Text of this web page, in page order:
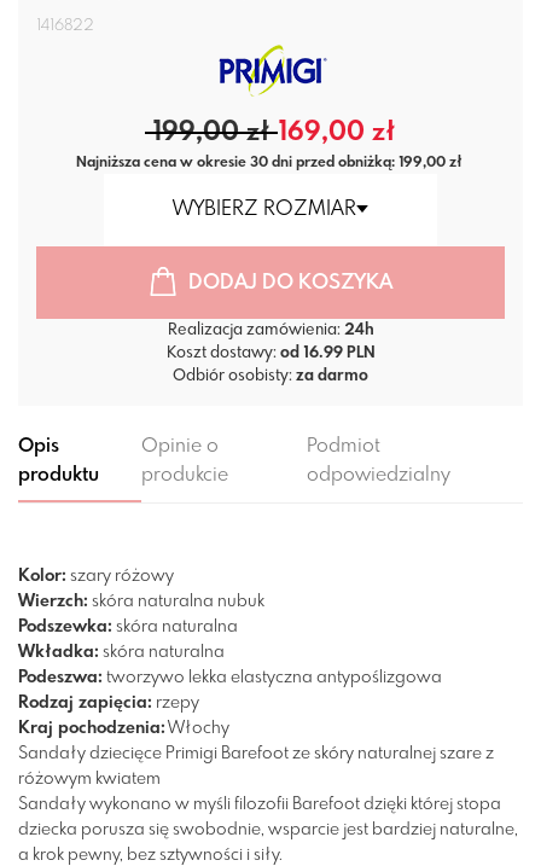
1416822
199,00 zł 169,00 zł
Najniższa cena w okresie 30 dni przed obniżką: 199,00 zł
WYBIERZ ROZMIAR
DODAJ DO KOSZYKA
Realizacja zamówienia: 24h
Koszt dostawy: od 16.99 PLN
Odbiór osobisty: za darmo
Opis
produktu
Opinie o
produkcie
Podmiot
odpowiedzialny
Kolor: szary różowy
Wierzch: skóra naturalna nubuk
Podszewka: skóra naturalna
Wkładka: skóra naturalna
Podeszwa: tworzywo lekka elastyczna antypoślizgowa
Rodzaj zapięcia: rzepy
Kraj pochodzenia: Włochy
Sandały dziecięce Primigi Barefoot ze skóry naturalnej szare z
różowym kwiatem
Sandały wykonano w myśli filozofii Barefoot dzięki której stopa
dziecka porusza się swobodnie, wsparcie jest bardziej naturalne,
a krok pewny, bez sztywności i siły.